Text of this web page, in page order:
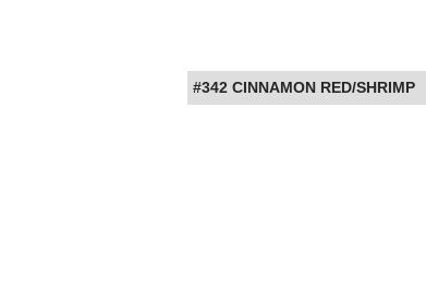
#342 CINNAMON RED/SHRIMP